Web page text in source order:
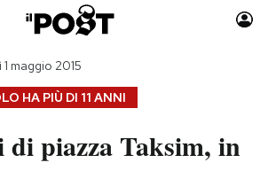
Auto
Moda
HA PIÙ DI 11 ANNI
maggio 2015
piazza Taksim, in